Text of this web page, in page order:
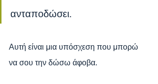
ανταποδώσει.
Αυτή είναι μια υπόσχεση που μπορώ
να σου την δώσω άφοβα.